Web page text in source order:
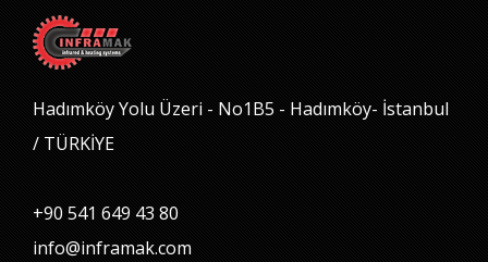
Hadımköy Yolu Üzeri - No1B5 - Hadımköy- İstanbul
/ TÜRKİYE
+90 541 649 43 80
info@inframak.com